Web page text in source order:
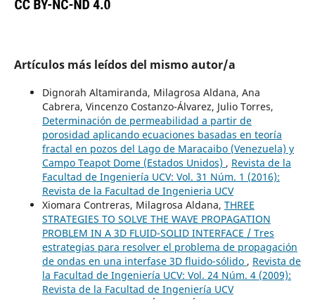
Artículos más leídos del mismo autor/a
Dignorah Altamiranda, Milagrosa Aldana, Ana
Cabrera, Vincenzo Costanzo-Álvarez, Julio Torres,
Determinación de permeabilidad a partir de
porosidad aplicando ecuaciones basadas en teoría
fractal en pozos del Lago de Maracaibo (Venezuela) y
Campo Teapot Dome (Estados Unidos) , Revista de la
Facultad de Ingeniería UCV: Vol. 31 Núm. 1 (2016):
Revista de la Facultad de Ingenieria UCV
Xiomara Contreras, Milagrosa Aldana, THREE
STRATEGIES TO SOLVE THE WAVE PROPAGATION
PROBLEM IN A 3D FLUID-SOLID INTERFACE / Tres
estrategias para resolver el problema de propagación
de ondas en una interfase 3D fluido-sólido , Revista de
la Facultad de Ingeniería UCV: Vol. 24 Núm. 4 (2009):
Revista de la Facultad de Ingeniería UCV